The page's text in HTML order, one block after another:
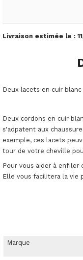
Livraison estimée le :
Deux lacets en cuir
Deux cordons en cuir
s'adpatent aux
exemple, ces lacets
tour de votre cheville
Pour vous aider à enfiler
Elle vous facilitera la vie
Marque